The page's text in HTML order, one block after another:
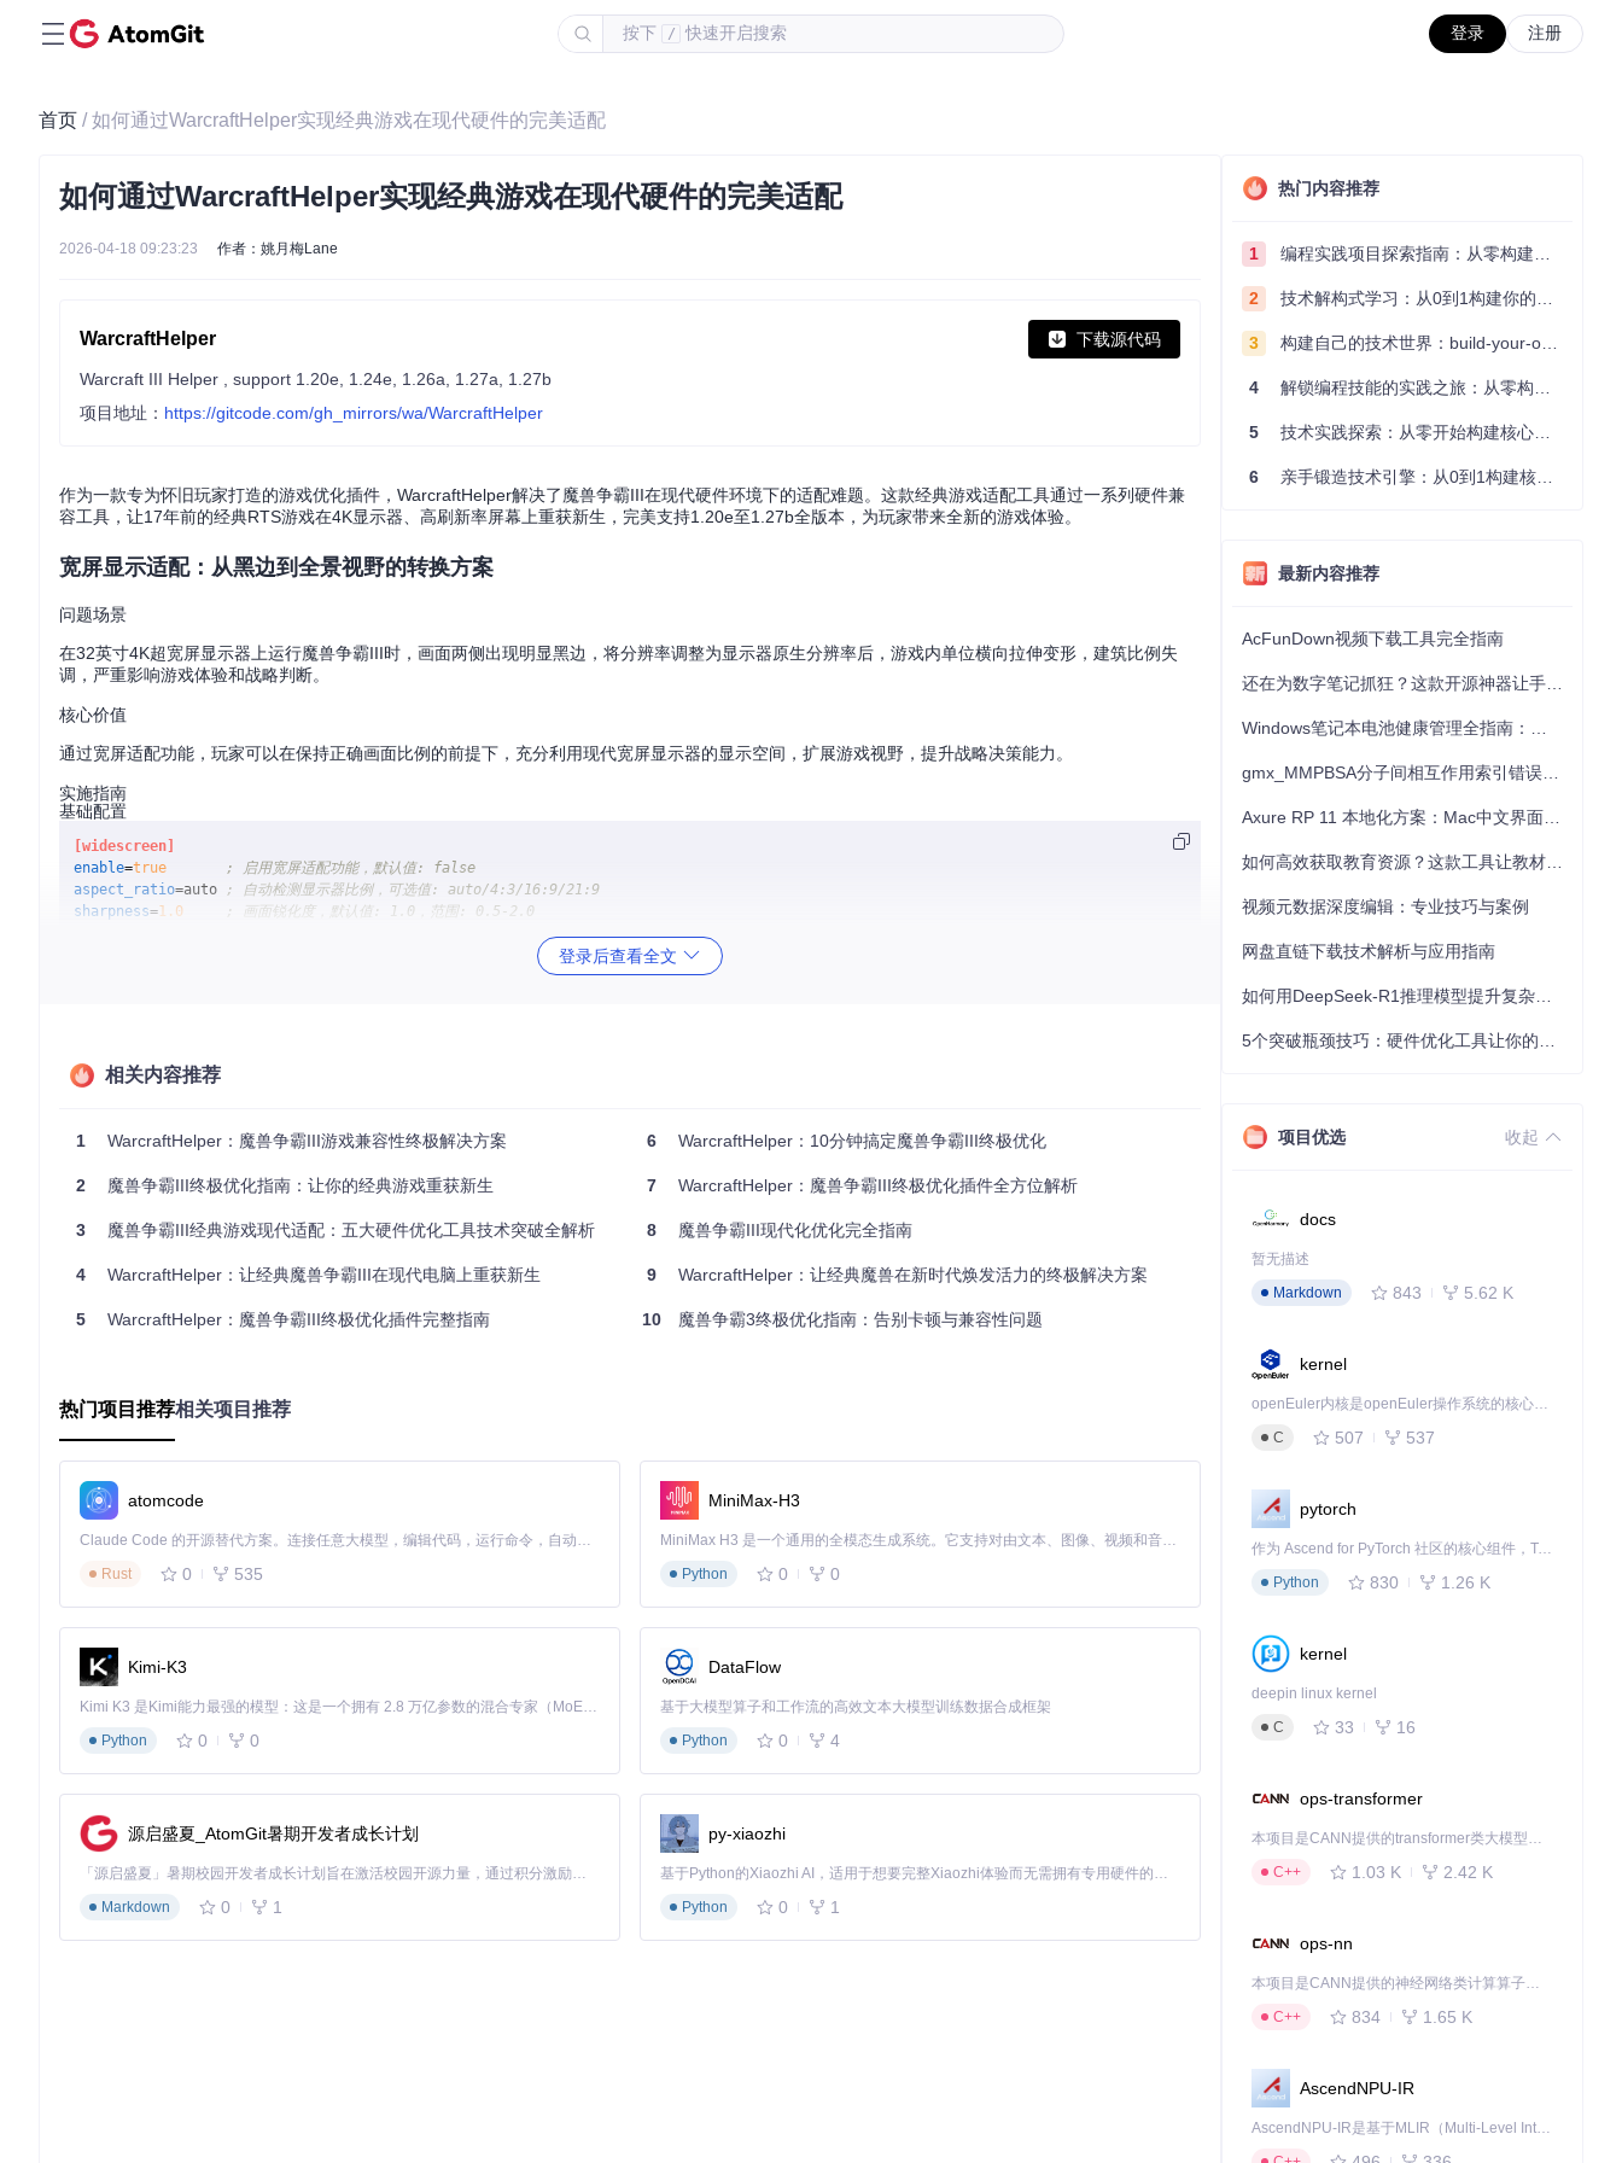
按下 / 快速开启搜索 登录 注册
首页 / 如何通过WarcraftHelper实现经典游戏在现代硬件的完美适配
如何通过WarcraftHelper实现经典游戏在现代硬件的完美适配
2026-04-18 09:23:23 作者：姚月梅Lane
WarcraftHelper 下载源代码
Warcraft III Helper , support 1.20e, 1.24e, 1.26a, 1.27a, 1.27b
项目地址： https://gitcode.com/gh_mirrors/wa/WarcraftHelper
作为一款专为怀旧玩家打造的游戏优化插件，WarcraftHelper解决了魔兽争霸III在现代硬件环境下的适配难题。这款经典游戏适配工具通过一系列硬件兼
容工具，让17年前的经典RTS游戏在4K显示器、高刷新率屏幕上重获新生，完美支持1.20e至1.27b全版本，为玩家带来全新的游戏体验。
宽屏显示适配：从黑边到全景视野的转换方案
问题场景
在32英寸4K超宽屏显示器上运行魔兽争霸III时，画面两侧出现明显黑边，将分辨率调整为显示器原生分辨率后，游戏内单位横向拉伸变形，建筑比例失
调，严重影响游戏体验和战略判断。
核心价值
通过宽屏适配功能，玩家可以在保持正确画面比例的前提下，充分利用现代宽屏显示器的显示空间，扩展游戏视野，提升战略决策能力。
实施指南
基础配置
[widescreen]
enable=true
; 启用宽屏适配功能，默认值: false
aspect_ratio=auto
; 自动检测显示器比例，可选值: auto/4:3/16:9/21:9
sharpness=1.0 ; 画面锐化度，默认值: 1.0，范围: 0.5-2.0
fix_ui =true
extend_view = true
硬件配置
推荐设置
1080P普通显示器
aspect_ratio=auto, sharpness=1.0
2K/4K宽屏显示器
aspect_ratio=16:9, sharpness=1.2
配置步骤
设置enable=true启用宽屏适配
根据显示器类型选择合适的aspect_ratio值
调整sharpness参数优化画面清晰度
⚠️ 注意：手动指定aspect_ratio时，请确保与显示器实际比例一致，否则可能导致画面变形。 💡 技巧：对于21:9超宽屏显示器，建议同时启用extend_vie
w选项以获得最大视野。
效果验证
常见误区
❌ 认为sharpness值越高画面越清晰：过高的锐化值会导致画面出现噪点和 artifacts，建议根据显示器分辨率和尺寸适当调整，1.0-1.3之间为最佳范围。
❌ 强制使用不匹配的aspect_ratio：这会导致画面拉伸或压缩，应尽量使用auto或与显示器匹配的比例值。
地图大小限制解除：大型战役地图加载解决方案
问题场景
尝试加载《艾泽拉斯英雄传》自定义战役地图时，游戏提示"地图太大或损坏"错误，无法进入游戏。该地图包含丰富的自定义模型和剧情，文件大小约15
MB，超过了魔兽争霸III原生的地图大小限制。
核心价值
登录后查看全文
相关内容推荐
1 WarcraftHelper：魔兽争霸III游戏兼容性终极解决方案
2 魔兽争霸III终极优化指南：让你的经典游戏重获新生
3 魔兽争霸III经典游戏现代适配：五大硬件优化工具技术突破全解析
4 WarcraftHelper：让经典魔兽争霸III在现代电脑上重获新生
5 WarcraftHelper：魔兽争霸III终极优化插件完整指南
6 WarcraftHelper：10分钟搞定魔兽争霸III终极优化
7 WarcraftHelper：魔兽争霸III终极优化插件全方位解析
8 魔兽争霸III现代化优化完全指南
9 WarcraftHelper：让经典魔兽在新时代焕发活力的终极解决方案
10 魔兽争霸3终极优化指南：告别卡顿与兼容性问题
热门项目推荐相关项目推荐
atomcode
Claude Code 的开源替代方案。连接任意大模型，编辑代码，运行命令，自动验证 — 全自动执行。用 Rust 构建，极致性能。 ｜ An open-source alternative to Claude Code. Connect any LLM, edit code, run commands, and verify changes — autonomously. Built in Rust for speed. Get Started
Rust
0 535
MiniMax-H3
MiniMax H3 是一个通用的全模态生成系统。它支持对由文本、图像、视频和音频组成的多模态上下文进行统一理解，并能生成分辨率高达 2K、时长可达 15 秒的带原生立体声音频的视频。得益于面向任务泛化的系统设计，H3 在预训练阶段就已具备广泛的多模态上下文理解与生成能力，能够出色地执行复杂的多模态指令。
Python
0 0
Kimi-K3
Kimi K3 是Kimi能力最强的模型：这是一个拥有 2.8 万亿参数的混合专家（MoE）模型，具备原生视觉理解能力，并支持 100 万 token 的上下文窗口。
Python
0 0
DataFlow
基于大模型算子和工作流的高效文本大模型训练数据合成框架
Python
0 4
源启盛夏_AtomGit暑期开发者成长计划
「源启盛夏」暑期校园开发者成长计划旨在激活校园开源力量，通过积分激励、认证扶持、资源倾斜等形式，引导高校组织和开发者完成「入驻 — 建项目 — 做贡献 — 获认证 — 得资源」的完整闭环。无论你是想带领社团入驻平台的组织者，还是希望用代码贡献证明自己的开发者，都能在这里找到属于你的成长路径。
Markdown
0 1
py-xiaozhi
基于Python的Xiaozhi AI，适用于想要完整Xiaozhi体验而无需拥有专用硬件的用户。
Python
0 1
热门内容推荐
1 编程实践项目探索指南：从零构建技术能力体系
2 技术解构式学习：从0到1构建你的编程知识体系
3 构建自己的技术世界：build-your-own-x项目的实践探索指南
4 解锁编程技能的实践之旅：从零构建你的技术世界
5 技术实践探索：从零开始构建核心系统的实践指南
6 亲手锻造技术引擎：从0到1构建核心系统的实践指南
最新内容推荐
AcFunDown视频下载工具完全指南
视频元数据深度编辑：专业技巧与案例
网盘直链下载技术解析与应用指南
项目优选 收起
docs
暂无描述
Markdown
843 5.62 K
kernel
openEuler内核是openEuler操作系统的核心，既是系统性能与稳定性的基石，也是连接处理器、设备与服务的桥梁。
C
507 537
pytorch
作为 Ascend for PyTorch 社区的核心组件，TorchNPU 是昇腾专为 PyTorch 打造的深度学习适配插件，使 PyTorch 框架能够直接调用昇腾 NPU，为开发者提供昇腾 AI 处理器的超强算力。
Python
830 1.26 K
kernel
deepin linux kernel
C
33 16
ops-transformer
本项目是CANN提供的transformer类大模型算子库，实现网络在NPU上加速计算。
C++
1.03 K 2.42 K
ops-nn
本项目是CANN提供的神经网络类计算算子库，实现网络在NPU上加速计算。
C++
834 1.65 K
AscendNPU-IR
AscendNPU-IR是基于MLIR（Multi-Level Intermediate Representation）构建的，面向昇腾亲和算子编译时使用的中间表示，提供昇腾完备表达能力，通过编译优化提升昇腾AI处理器计算效率，支持通过生态框架使能昇腾AI处理器与深度调优